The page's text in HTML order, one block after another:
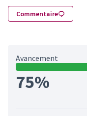
Commentaire
Avancement
75%